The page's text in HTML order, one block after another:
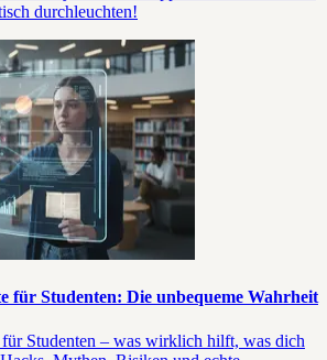
durchleuchten!
für Studenten: Die unbequeme Wahrheit
Studenten – was wirklich hilft, was dich